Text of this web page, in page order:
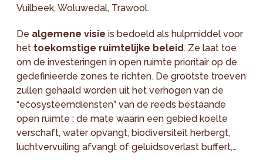
Vuilbeek, Woluwedal, Trawool.
De algemene visie is bedoeld als hulpmiddel voor
het toekomstige ruimtelijke beleid. Ze laat toe
om de investeringen in open ruimte prioritair op de
gedefinieerde zones te richten. De grootste troeven
zullen gehaald worden uit het verhogen van de
“ecosysteemdiensten” van de reeds bestaande
open ruimte : de mate waarin een gebied koelte
verschaft, water opvangt, biodiversiteit herbergt,
luchtvervuiling afvangt of geluidsoverlast buffert,…